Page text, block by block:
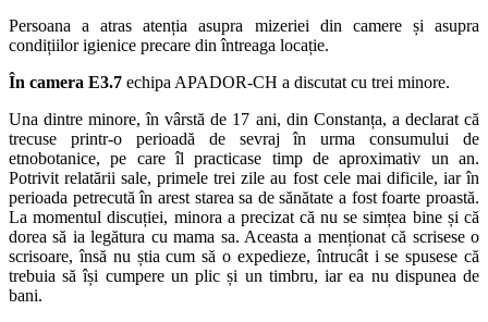
Persoana a atras atenția asupra mizeriei din camere și asupra
condițiilor igienice precare din întreaga locație.
În camera E3.7 echipa APADOR-CH a discutat cu trei minore.
Una dintre minore, în vârstă de 17 ani, din Constanța, a declarat că
trecuse printr-o perioadă de sevraj în urma consumului de
etnobotanice, pe care îl practicase timp de aproximativ un an.
Potrivit relatării sale, primele trei zile au fost cele mai dificile, iar în
perioada petrecută în arest starea sa de sănătate a fost foarte proastă.
La momentul discuției, minora a precizat că nu se simțea bine și că
dorea să ia legătura cu mama sa. Aceasta a menționat că scrisese o
scrisoare, însă nu știa cum să o expedieze, întrucât i se spusese că
trebuia să își cumpere un plic și un timbru, iar ea nu dispunea de
bani.